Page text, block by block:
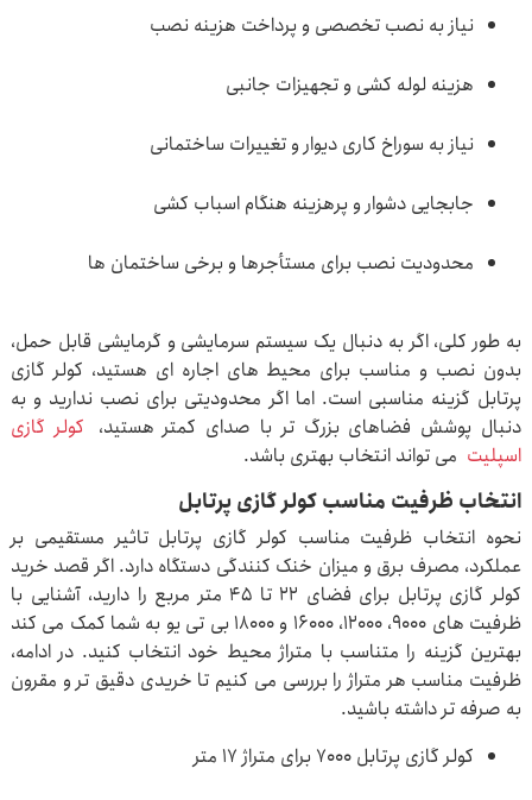
نیاز به نصب تخصصی و پرداخت هزینه نصب
هزینه لوله کشی و تجهیزات جانبی
نیاز به سوراخ کاری دیوار و تغییرات ساختمانی
جابجایی دشوار و پرهزینه هنگام اسباب کشی
محدودیت نصب برای مستأجرها و برخی ساختمان ها
به طور کلی، اگر به دنبال یک سیستم سرمایشی و گرمایشی قابل حمل،
بدون نصب و مناسب برای محیط های اجاره ای هستید، کولر گازی
پرتابل گزینه مناسبی است. اما اگر محدودیتی برای نصب ندارید و به
دنبال پوشش فضاهای بزرگ تر با صدای کمتر هستید، کولر گازی
اسپلیت می تواند انتخاب بهتری باشد.
انتخاب ظرفیت مناسب کولر گازی پرتابل
نحوه انتخاب ظرفیت مناسب کولر گازی پرتابل تاثیر مستقیمی بر
عملکرد، مصرف برق و میزان خنک کنندگی دستگاه دارد. اگر قصد خرید
کولر گازی پرتابل برای فضای 22 تا 45 متر مربع را دارید، آشنایی با
ظرفیت های 9000، 12000، 16000 و 18000 بی تی یو به شما کمک می کند
بهترین گزینه را متناسب با متراژ محیط خود انتخاب کنید. در ادامه،
ظرفیت مناسب هر متراژ را بررسی می کنیم تا خریدی دقیق تر و مقرون
به صرفه تر داشته باشید.
کولر گازی پرتابل 7000 برای متراژ 17 متر